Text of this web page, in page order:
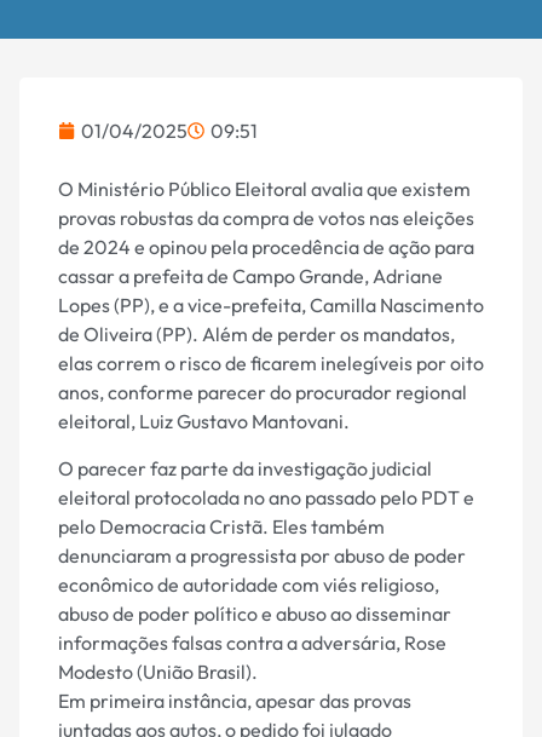
01/04/2025 09:51
O Ministério Público Eleitoral avalia que existem
provas robustas da compra de votos nas eleições
de 2024 e opinou pela procedência de ação para
cassar a prefeita de Campo Grande, Adriane
Lopes (PP), e a vice-prefeita, Camilla Nascimento
de Oliveira (PP). Além de perder os mandatos,
elas correm o risco de ficarem inelegíveis por oito
anos, conforme parecer do procurador regional
eleitoral, Luiz Gustavo Mantovani.
O parecer faz parte da investigação judicial
eleitoral protocolada no ano passado pelo PDT e
pelo Democracia Cristã. Eles também
denunciaram a progressista por abuso de poder
econômico de autoridade com viés religioso,
abuso de poder político e abuso ao disseminar
informações falsas contra a adversária, Rose
Modesto (União Brasil).
Em primeira instância, apesar das provas
juntadas aos autos, o pedido foi julgado